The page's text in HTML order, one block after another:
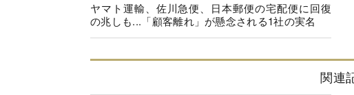
ヤマト運輸、佐川急便、日本郵便の宅配便に回復
の兆しも...「顧客離れ」が懸念される1社の実名
関連